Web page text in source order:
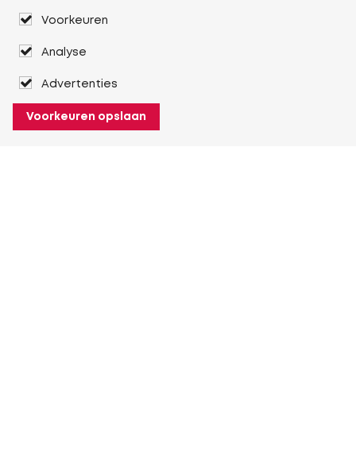
Voorkeuren
Analyse
Advertenties
Voorkeuren opslaan